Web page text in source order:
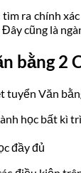
ra chính
cũng là
bằng 2
tuyển Văn
học bất kì
đầy đủ